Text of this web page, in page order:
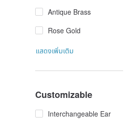
Antique Brass
Rose Gold
แสดงเพิ่มเติม
Customizable
Interchangeable Ear